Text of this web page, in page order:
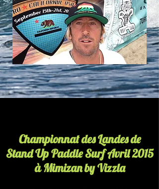
Championnat des Landes de
Stand Up Paddle Surf Avril 2015
à Mimizan by Vizzla